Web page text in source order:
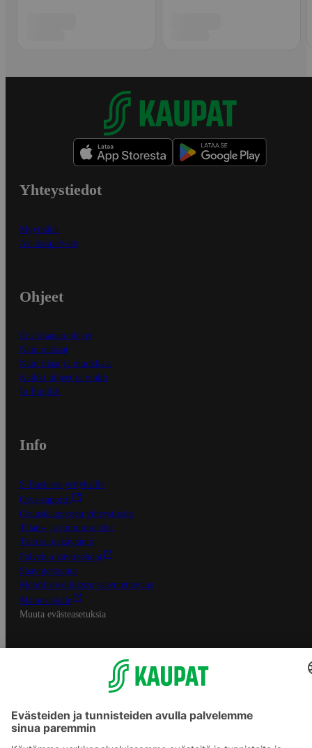
Yhteystiedot
Myymälät
Asiakaspalvelu
Ohjeet
Ensitilaajan ohjeet
Näin maksat
Näin tilaat ja muokkaat
Kaikki ohjeet ja vinkit
In English
Info
S-Business yrityksille
Oiva-raportit
Osuuskauppojen yhteystiedot
Tilaus- ja toimitusehdot
Tietosuojakäytäntö
Palvelun käyttöehdot
Saavutettavuus
Mobiilisovelluksen saavutettavuus
Mainostajalle
Muuta evästeasetuksia
S-ryhmän palvelut
Asiakasomistajuus